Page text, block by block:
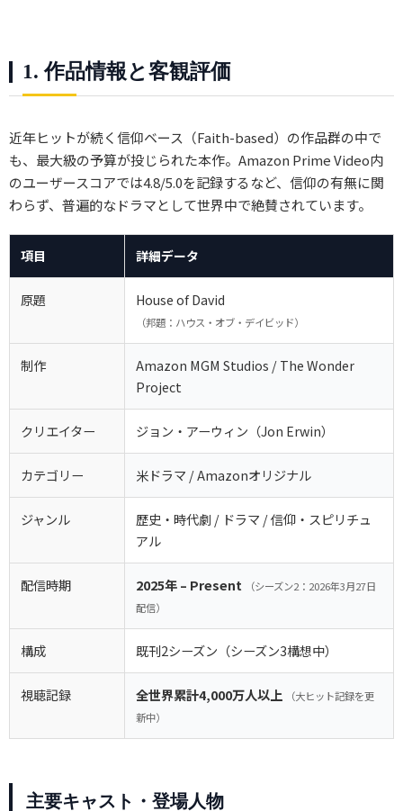
1. 作品情報と客観評価
近年ヒットが続く信仰ベース（Faith-based）の作品群の中で
も、最大級の予算が投じられた本作。Amazon Prime Video内
のユーザースコアでは4.8/5.0を記録するなど、信仰の有無に関
わらず、普遍的なドラマとして世界中で絶賛されています。
項目 詳細データ
原題 House of David
（邦題：ハウス・オブ・デイビッド）
制作
Amazon MGM Studios / The Wonder
Project
クリエイター ジョン・アーウィン（Jon Erwin）
カテゴリー 米ドラマ / Amazonオリジナル
ジャンル
歴史・時代劇 / ドラマ / 信仰・スピリチュ
アル
配信時期 2025年 – Present
（シーズン2：2026年3月27日
配信）
構成 既刊2シーズン（シーズン3構想中）
視聴記録 全世界累計4,000万人以上
（大ヒット記録を更
新中）
主要キャスト・登場人物